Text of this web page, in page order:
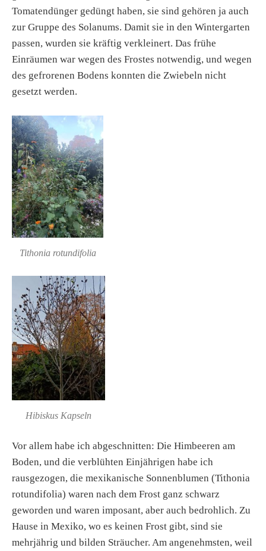
Tomatendünger gedüngt haben, sie sind gehören ja auch
zur Gruppe des Solanums. Damit sie in den Wintergarten
passen, wurden sie kräftig verkleinert. Das frühe
Einräumen war wegen des Frostes notwendig, und wegen
des gefrorenen Bodens konnten die Zwiebeln nicht
gesetzt werden.
Tithonia rotundifolia
Hibiskus Kapseln
Vor allem habe ich abgeschnitten: Die Himbeeren am
Boden, und die verblühten Einjährigen habe ich
rausgezogen, die mexikanische Sonnenblumen (Tithonia
rotundifolia) waren nach dem Frost ganz schwarz
geworden und waren imposant, aber auch bedrohlich. Zu
Hause in Mexiko, wo es keinen Frost gibt, sind sie
mehrjährig und bilden Sträucher. Am angenehmsten, weil